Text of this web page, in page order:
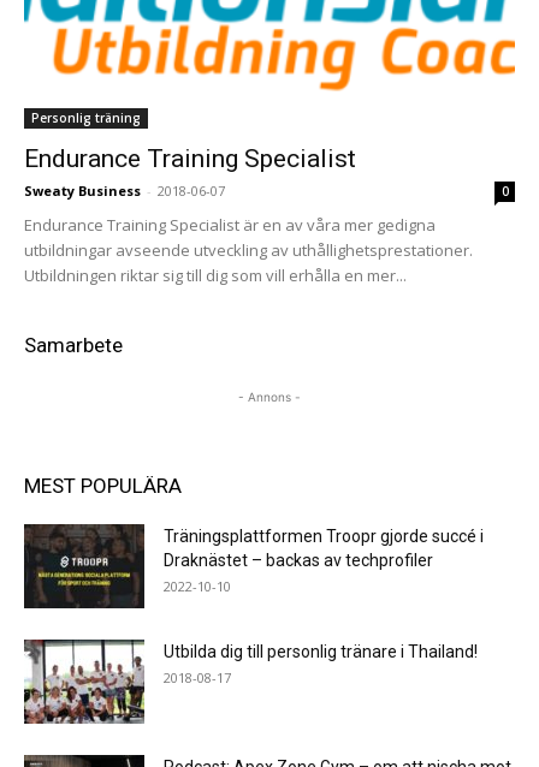
Personlig träning
Endurance Training Specialist
Sweaty Business - 2018-06-07 0
Endurance Training Specialist är en av våra mer gedigna
utbildningar avseende utveckling av uthållighetsprestationer.
Utbildningen riktar sig till dig som vill erhålla en mer...
Samarbete
- Annons -
MEST POPULÄRA
Träningsplattformen Troopr gjorde succé i
Draknästet – backas av techprofiler
2022-10-10
Utbilda dig till personlig tränare i Thailand!
2018-08-17